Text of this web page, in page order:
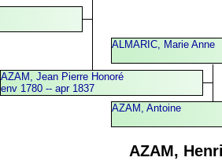
AZAM, Jean Pierre Honoré
env 1780 -- apr 1837
ALMARIC, Marie Anne
AZAM, Antoine
AZAM,